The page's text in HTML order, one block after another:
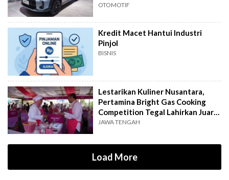
OTOMOTIF
Kredit Macet Hantui Industri
Pinjol
BISNIS
Lestarikan Kuliner Nusantara,
Pertamina Bright Gas Cooking
Competition Tegal Lahirkan Juara
Baru
JAWA TENGAH
Load More